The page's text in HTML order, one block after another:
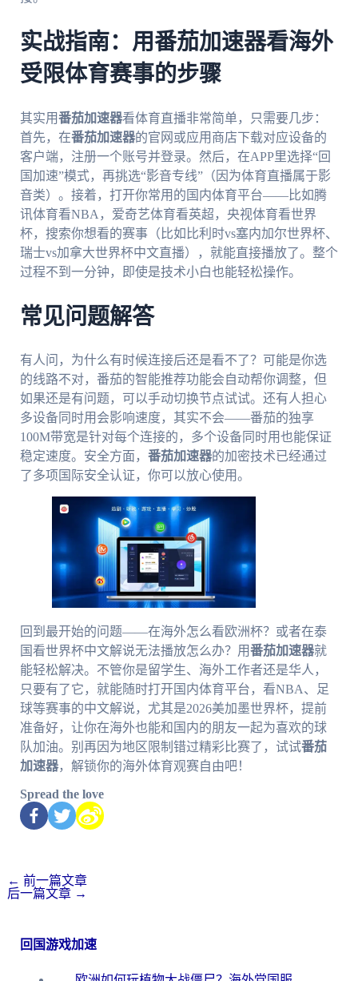
实战指南：用番茄加速器看海外
受限体育赛事的步骤
其实用番茄加速器看体育直播非常简单，只需要几步：
首先，在番茄加速器的官网或应用商店下载对应设备的
客户端，注册一个账号并登录。然后，在APP里选择“回
国加速”模式，再挑选“影音专线”（因为体育直播属于影
音类）。接着，打开你常用的国内体育平台——比如腾
讯体育看NBA，爱奇艺体育看英超，央视体育看世界
杯，搜索你想看的赛事（比如比利时vs塞内加尔世界杯、
瑞士vs加拿大世界杯中文直播），就能直接播放了。整个
过程不到一分钟，即使是技术小白也能轻松操作。
常见问题解答
有人问，为什么有时候连接后还是看不了？可能是你选
的线路不对，番茄的智能推荐功能会自动帮你调整，但
如果还是有问题，可以手动切换节点试试。还有人担心
多设备同时用会影响速度，其实不会——番茄的独享
100M带宽是针对每个连接的，多个设备同时用也能保证
稳定速度。安全方面， 番茄加速器的加密技术已经通过
了多项国际安全认证，你可以放心使用。
回到最开始的问题——在海外怎么看欧洲杯？或者在泰
国看世界杯中文解说无法播放怎么办？用番茄加速器就
能轻松解决。不管你是留学生、海外工作者还是华人，
只要有了它，就能随时打开国内体育平台，看NBA、足
球等赛事的中文解说，尤其是2026美加墨世界杯，提前
准备好，让你在海外也能和国内的朋友一起为喜欢的球
队加油。别再因为地区限制错过精彩比赛了，试试番茄
加速器，解锁你的海外体育观赛自由吧！
Spread the love
← 前一篇文章
后一篇文章 →
回国游戏加速